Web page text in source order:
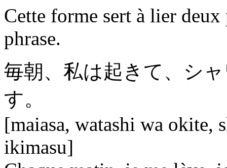
Cette forme sert à lier
phrase.
毎朝、私は起きて、シ
す。
[maiasa, watashi wa okite,
ikimasu]